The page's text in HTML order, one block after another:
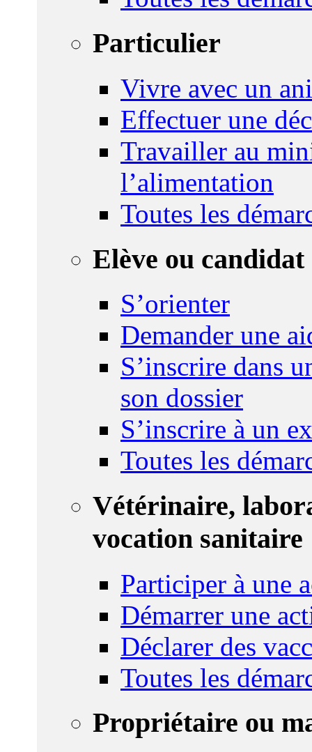
Particulier
Vivre avec un
Effectuer une
Travailler au
l’alimentation
Toutes les
Elève ou candidat
S’orienter
Demander une
S’inscrire dans
son dossier
S’inscrire à un
Toutes les
Vétérinaire,
vocation sanitaire
Participer à une
Démarrer une
Déclarer des
Toutes les
Propriétaire ou